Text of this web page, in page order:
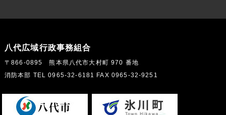
八代広域行政事務組合
〒866-0895 熊本県八代市大村町 970 番地
消防本部 TEL 0965-32-6181 FAX 0965-32-9251